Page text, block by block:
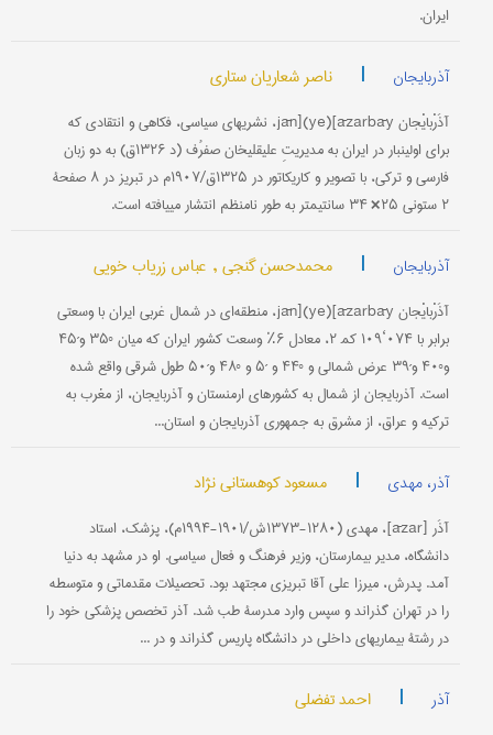
ایران.
آذربایجان | ناصر شعاریان ستاری
آذَرْبایْجان jān](ye)[āzarbāy، نشریه‎ای سیاسی، فکاهی و انتقادی که
برای اولین‎بار در ایران به مدیریتِ علیقلی‎خان صفرُف (د ۱۳۲۶ق) به دو زبان
فارسی و ترکی، با تصویر و کاریکاتور در ۱۳۲۵ق/۱۹۰۷م در تبریز در ۸ صفحۀ
۲ ستونی ۲۵× ۳۴ سانتی‎متر به طور نامنظم انتشار می‎یافته است.
آذربایجان | محمدحسن گنجی , عباس زریاب خویی
آذَرْبایْجان jān](ye)[āzarbāy، منطقه‌ای در شمال غربی ایران با وسعتی
برابر با ۰۷۴‘۱۰۹ کم‍ ۲، معادل ۶٪ وسعت کشور ایران که میان °۳۵ و´۴۵
و°۴۰ و´۳۹ عرض شمالی و °۴۴ و ´۵ و °۴۸ و´۵۰ طول شرقی واقع شده
است. آذربایجان از شمال به کشورهای ارمنستان و آذربایجان، از مغرب به
ترکیه و عراق، از مشرق به جمهوری آذربایجان و استان...
آذر، مهدی | مسعود کوهستانی نژاد
آذَر [āzar]، مهدی (۱۲۸۰-۱۳۷۳ش/۱۹۰۱-۱۹۹۴م)، پزشک، استاد
دانشگاه، مدیر بیمارستان، وزیر فرهنگ و فعال سیاسی. او در مشهد به دنیا
آمد. پدرش، میرزا علی آقا تبریزی مجتهد بود. تحصیلات مقدماتی و متوسطه
را در تهران گذراند و سپس وارد مدرسۀ طب شد. آذر تخصص پزشکی خود را
در رشتۀ بیماریهای داخلی در دانشگاه پاریس گذراند و در ...
آذر | احمد تفضلی